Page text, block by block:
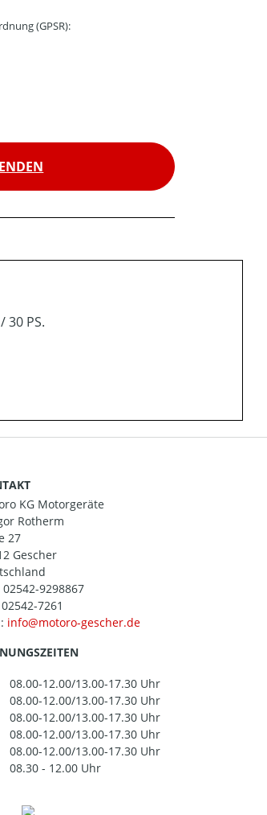
(GPSR):
30 PS.
KG Motorgeräte
Rotherm
27
Gescher
02542-9298867
7261
08.00-12.00/13.00-17.30 Uhr
08.00-12.00/13.00-17.30 Uhr
08.00-12.00/13.00-17.30 Uhr
08.00-12.00/13.00-17.30 Uhr
08.00-12.00/13.00-17.30 Uhr
08.30 - 12.00 Uhr